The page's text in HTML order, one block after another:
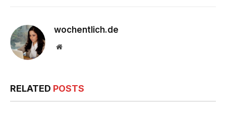
wochentlich.de
Website
RELATED POSTS